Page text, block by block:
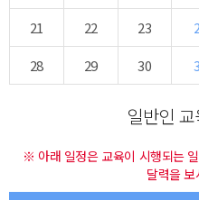
21
22 23
28
29 30
일반인
※ 아래 일정은 교육이 시행되는
달력을